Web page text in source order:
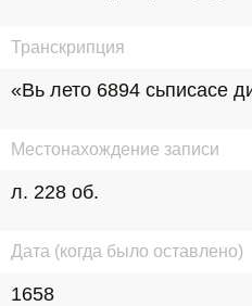
Транскрипция
«Вь лето 6894 сьписасе
Местонахождение записи
л. 228 об.
Дата (когда было оставлено)
1658